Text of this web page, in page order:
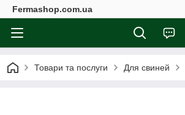
Fermashop.com.ua
Товари та послуги Для свиней